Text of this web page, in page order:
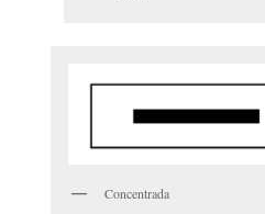
Concentrada